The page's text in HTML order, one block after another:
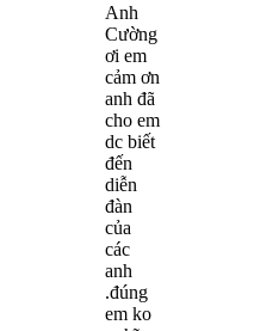
Anh
Cường
ơi em
cảm ơn
anh đã
cho em
dc biết
đến
diễn
đàn
của
các
anh
.đúng
em ko